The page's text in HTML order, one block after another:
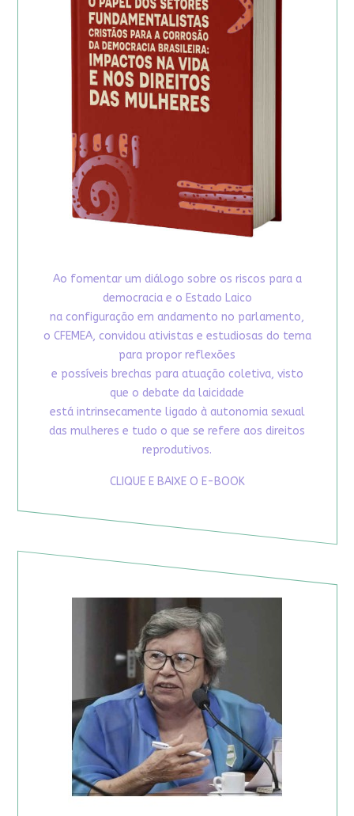
Ao fomentar um diálogo sobre os riscos para a
democracia e o Estado Laico
na configuração em andamento no parlamento,
o CFEMEA, convidou ativistas e estudiosas do tema
para propor reflexões
e possíveis brechas para atuação coletiva, visto
que o debate da laicidade
está intrinsecamente ligado à autonomia sexual
das mulheres e tudo o que se refere aos direitos
reprodutivos.
CLIQUE E BAIXE O E-BOOK